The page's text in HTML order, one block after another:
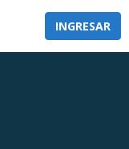
INGRESAR